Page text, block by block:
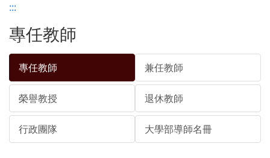
:::
專任教師
專任教師 兼任教師
榮譽教授 退休教師
行政團隊 大學部導師名冊